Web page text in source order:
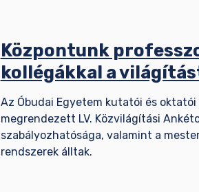
Központunk
kollégákkal a
Az Óbudai Egyetem kutatói és
megrendezett LV. Közvilágítási
szabályozhatósága, valamint a
rendszerek álltak.